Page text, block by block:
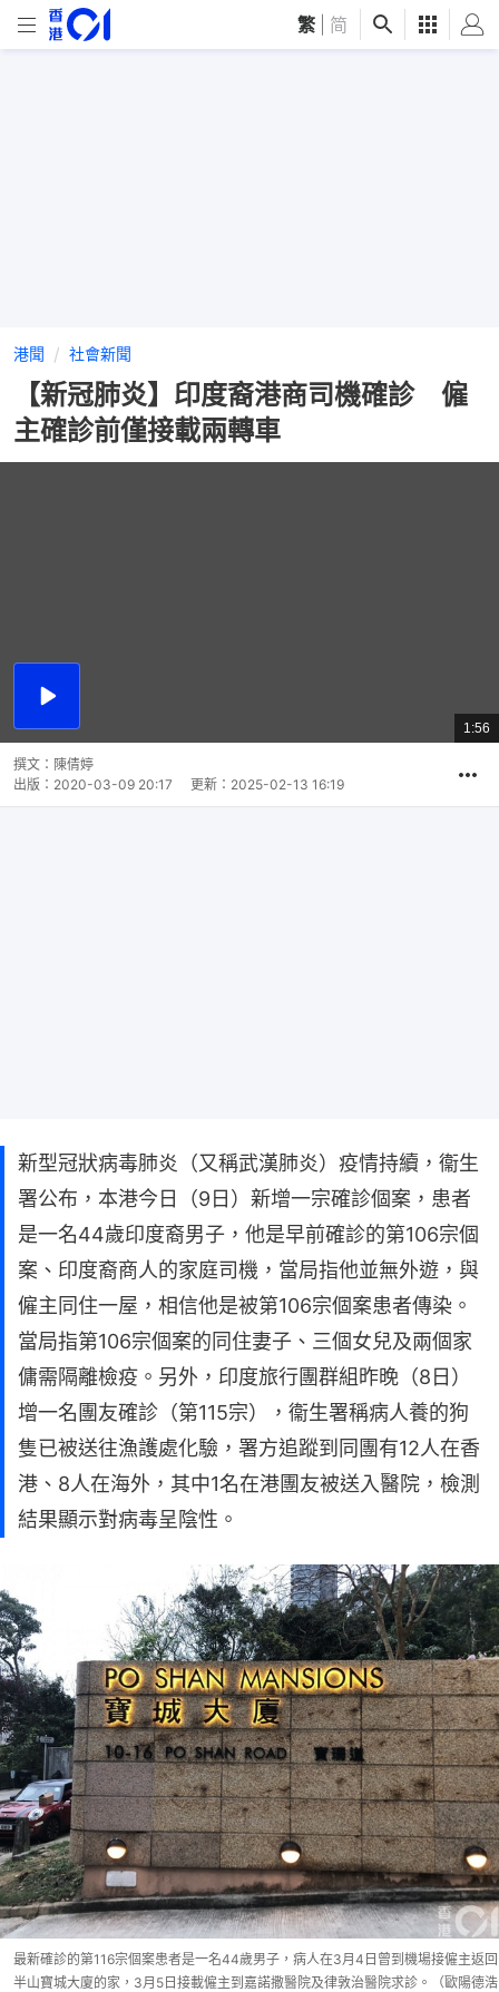
繁 简
港聞 社會新聞
【新冠肺炎】印度裔港商司機確診 僱
主確診前僅接載兩轉車
播
總
共
1:56
撰文： 陳倩婷
出版： 2020-03-09 20:17 更新： 2025-02-13 16:19
新型冠狀病毒肺炎（又稱武漢肺炎）疫情持續，衞生
署公布，本港今日（9日）新增一宗確診個案，患者
是一名44歲印度裔男子，他是早前確診的第106宗個
案、印度裔商人的家庭司機，當局指他並無外遊，與
僱主同住一屋，相信他是被第106宗個案患者傳染。
當局指第106宗個案的同住妻子、三個女兒及兩個家
傭需隔離檢疫。另外，印度旅行團群組昨晚（8日）
增一名團友確診（第115宗），衞生署稱病人養的狗
隻已被送往漁護處化驗，署方追蹤到同團有12人在香
港、8人在海外，其中1名在港團友被送入醫院，檢測
結果顯示對病毒呈陰性。
最新確診的第116宗個案患者是一名44歲男子，病人在3月4日曾到機場接僱主返回
半山寶城大廈的家，3月5日接載僱主到嘉諾撒醫院及律敦治醫院求診。（歐陽德浩